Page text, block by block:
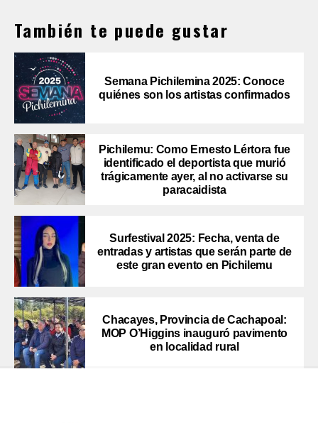
También te puede gustar
Semana Pichilemina 2025: Conoce
quiénes son los artistas confirmados
Pichilemu: Como Ernesto Lértora fue
identificado el deportista que murió
trágicamente ayer, al no activarse su
paracaidista
Surfestival 2025: Fecha, venta de
entradas y artistas que serán parte de
este gran evento en Pichilemu
Chacayes, Provincia de Cachapoal:
MOP O’Higgins inauguró pavimento
en localidad rural